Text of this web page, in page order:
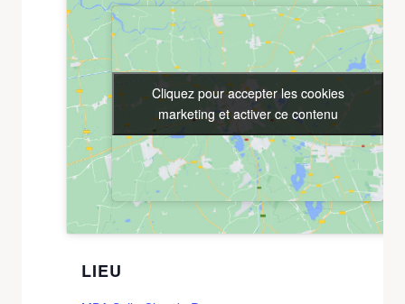
LIEU
Cliquez pour accepter les cookies
marketing et activer ce contenu
Cliquez pour accepter les cookies
marketing et activer ce contenu